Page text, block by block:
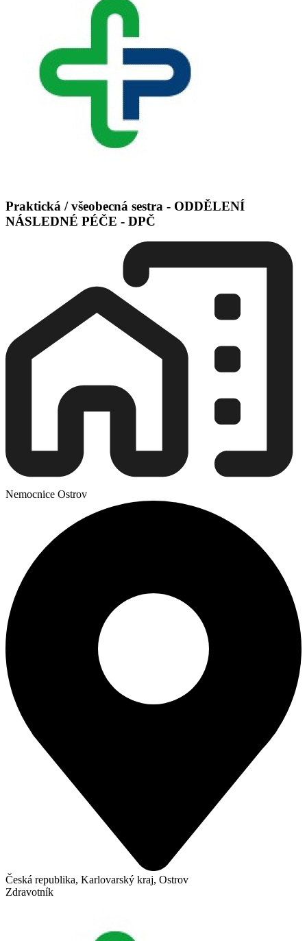
Praktická / všeobecná sestra - ODDĚLENÍ
NÁSLEDNÉ PÉČE - DPČ
Nemocnice Ostrov
Česká republika, Karlovarský kraj, Ostrov
Zdravotník